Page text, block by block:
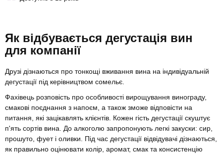
Як відбувається дегустація вин
для компанії
Друзі дізнаються про тонкощі вживання вина на індивідуальній
дегустації під керівництвом сомельє.
Фахівець розповість про особливості вирощування винограду,
смакові поєднання з напоєм, а також зможе відповісти на
питання, які зацікавлять клієнтів. Кожен гість дегустації скуштує
п'ять сортів вина. До алкоголю запропонують легкі закуски: сир,
прошуто, фует і оливки. Під час дегустації відвідувачі дізнаються,
як правильно оцінювати колір, аромат, смак та консистенцію